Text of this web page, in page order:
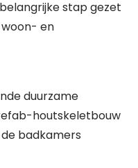
stap gezet
woon- en
duurzame
houtskeletbouw
de badkamers